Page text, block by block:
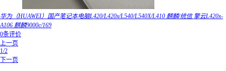
华为（HUAWEI）国产笔记本电脑L420/L420x/L540/L540X/L410 麒麟/统信 擎云L420x-
A106 麒麟9000c/169
0条评价
上一页
1/2
下一页